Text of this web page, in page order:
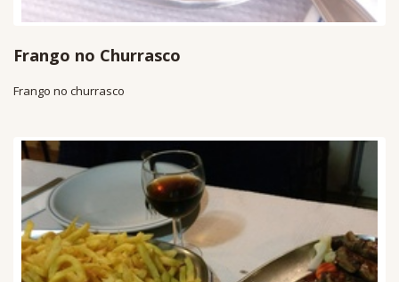
Frango no Churrasco
Frango no churrasco